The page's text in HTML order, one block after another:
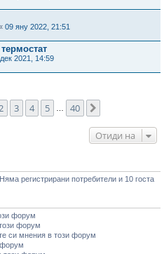
09 яну 2022, 21:51
2021, 14:59
1 от
3 4 5 40
Отиди на
регистрирани потребители и 10 госта
форум
форум
си мнения в този форум
форум